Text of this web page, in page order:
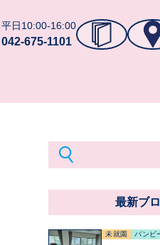
平日10:00-16:00
042-675-1101
最新ブ
未就園 バンビ